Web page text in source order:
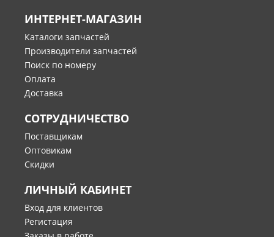
ИНТЕРНЕТ-МАГАЗИН
Каталоги запчастей
Производители запчастей
Поиск по номеру
Оплата
Доставка
СОТРУДНИЧЕСТВО
Поставщикам
Оптовикам
Скидки
ЛИЧНЫЙ КАБИНЕТ
Вход для клиентов
Регистация